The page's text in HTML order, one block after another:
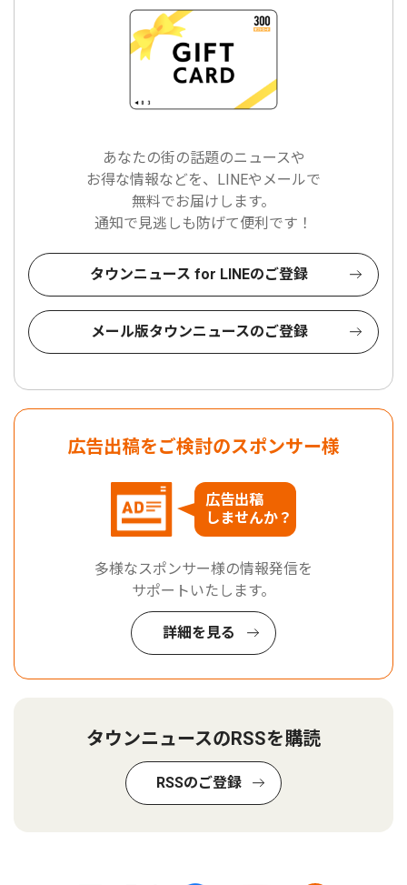
あなたの街の話題のニュースや
お得な情報などを、LINEやメールで
無料でお届けします。
通知で見逃しも防げて便利です！
タウンニュース for LINEのご登録
メール版タウンニュースのご登録
広告出稿をご検討のスポンサー様
広告出稿
しませんか？
多様なスポンサー様の情報発信を
サポートいたします。
詳細を見る
タウンニュースのRSSを購読
RSSのご登録